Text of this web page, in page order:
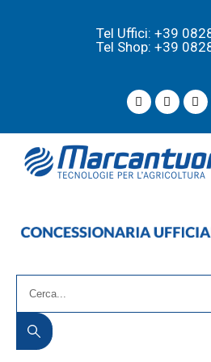
Tel Uffici: +39
Tel Shop: +39